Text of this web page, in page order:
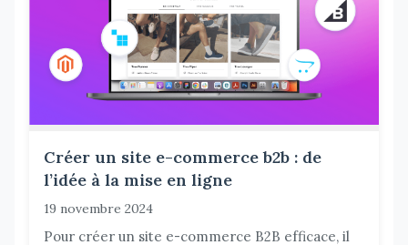
Créer un site e-commerce b2b : de
l’idée à la mise en ligne
19 novembre 2024
Pour créer un site e-commerce B2B efficace, il